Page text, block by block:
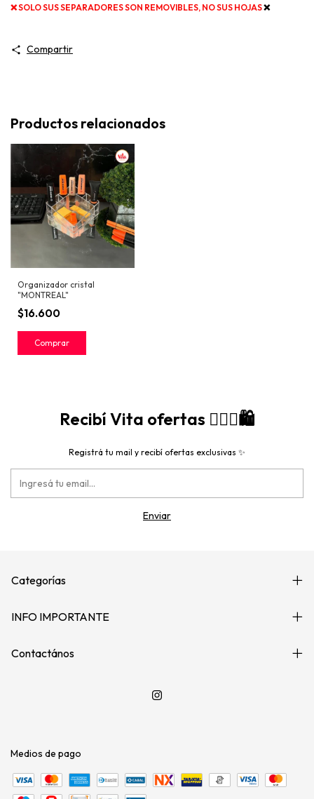
❌SOLO SUS SEPARADORES SON REMOVIBLES, NO SUS HOJAS❌
Compartir
Productos relacionados
Organizador cristal
"MONTREAL"
$16.600
Recibí Vita ofertas 🙋🏻‍♀️🛍️
Registrá tu mail y recibí ofertas exclusivas ✨
Categorías
INFO IMPORTANTE
Contactános
Medios de pago